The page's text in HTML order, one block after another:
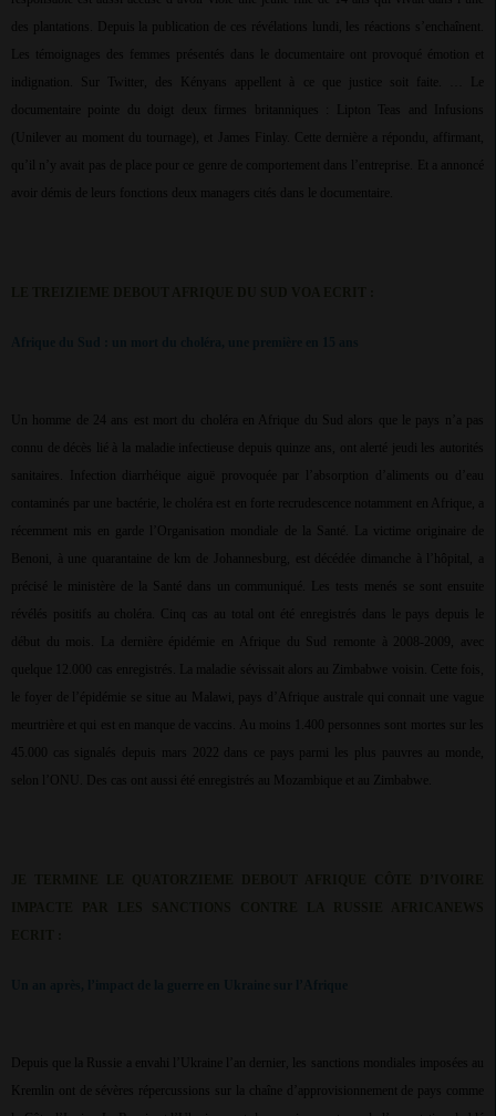
des plantations. Depuis la publication de ces révélations lundi, les réactions s’enchaînent.
Les témoignages des femmes présentés dans le documentaire ont provoqué émotion et
indignation. Sur Twitter, des Kényans appellent à ce que justice soit faite. … Le
documentaire pointe du doigt deux firmes britanniques : Lipton Teas and Infusions
(Unilever au moment du tournage), et James Finlay. Cette dernière a répondu, affirmant,
qu’il n’y avait pas de place pour ce genre de comportement dans l’entreprise. Et a annoncé
avoir démis de leurs fonctions deux managers cités dans le documentaire.
Un homme de 24 ans est mort du choléra en Afrique du Sud alors que le pays n’a pas
connu de décès lié à la maladie infectieuse depuis quinze ans, ont alerté jeudi les autorités
sanitaires. Infection diarrhéique aiguë provoquée par l’absorption d’aliments ou d’eau
contaminés par une bactérie, le choléra est en forte recrudescence notamment en Afrique, a
récemment mis en garde l’Organisation mondiale de la Santé. La victime originaire de
Benoni, à une quarantaine de km de Johannesburg, est décédée dimanche à l’hôpital, a
précisé le ministère de la Santé dans un communiqué. Les tests menés se sont ensuite
révélés positifs au choléra. Cinq cas au total ont été enregistrés dans le pays depuis le
début du mois. La dernière épidémie en Afrique du Sud remonte à 2008-2009, avec
quelque 12.000 cas enregistrés. La maladie sévissait alors au Zimbabwe voisin. Cette fois,
le foyer de l’épidémie se situe au Malawi, pays d’Afrique australe qui connait une vague
meurtrière et qui est en manque de vaccins. Au moins 1.400 personnes sont mortes sur les
45.000 cas signalés depuis mars 2022 dans ce pays parmi les plus pauvres au monde,
selon l’ONU. Des cas ont aussi été enregistrés au Mozambique et au Zimbabwe.
Depuis que la Russie a envahi l’Ukraine l’an dernier, les sanctions mondiales imposées au
Kremlin ont de sévères répercussions sur la chaîne d’approvisionnement de pays comme